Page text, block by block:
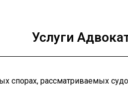
Услуги
спорах, рассматриваемых